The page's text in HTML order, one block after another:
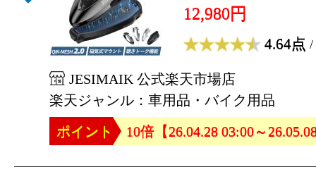
12,980円
4.64点 /
JESIMAIK 公式楽天市場店
楽天ジャンル：車用品・バイク用品
ポイント
10倍【26.04.28 03:00～